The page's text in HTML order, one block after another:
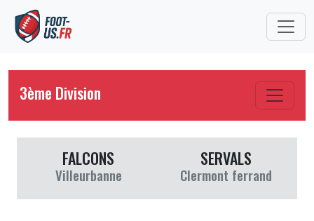
3ème Division
FALCONS
Villeurbanne
SERVALS
Clermont ferrand